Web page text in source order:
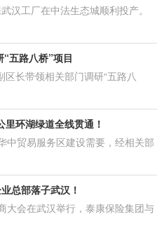
汉工厂在中法生态城顺利投产。
五路八桥”项目
长带领相关部门调研“五路八
环湖绿道全线贯通！
中贸易服务区建设需要，经相关部
总部落子武汉！
大会在武汉举行，泰康保险集团与